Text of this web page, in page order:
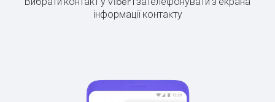
інформації контакту